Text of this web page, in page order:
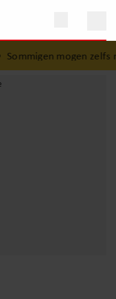
Sommigen mogen zelfs